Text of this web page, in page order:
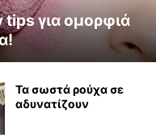
tips για ομορφιά
Τα σωστά ρούχα σε
αδυνατίζουν